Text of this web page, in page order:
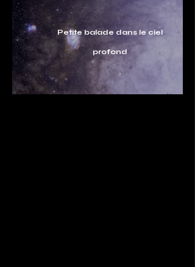
Petite balade dans le ciel
profond